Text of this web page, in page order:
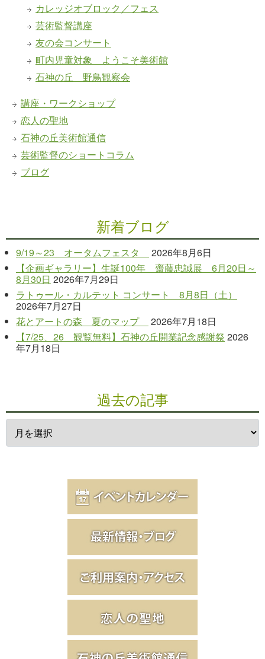
カレッジオブロック／フェス
芸術監督講座
友の会コンサート
町内児童対象 ようこそ美術館
石神の丘 野鳥観察会
講座・ワークショップ
恋人の聖地
石神の丘美術館通信
芸術監督のショートコラム
ブログ
新着ブログ
9/19～23 オータムフェスタ
2026年8月6日
【企画ギャラリー】生誕100年 齋藤忠誠展 6月20日～
8月30日 2026年7月29日
ラトゥール・カルテット コンサート 8月8日（土）
2026年7月27日
花とアートの森 夏のマップ
2026年7月18日
【7/25、26 観覧無料】石神の丘開業記念感謝祭 2026
年7月18日
過去の記事